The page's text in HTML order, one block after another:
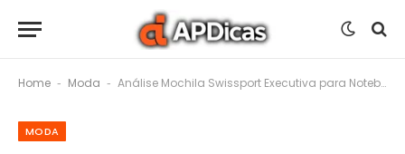
Home - Moda - Análise Mochila Swissport Executiva para Notebook
MODA